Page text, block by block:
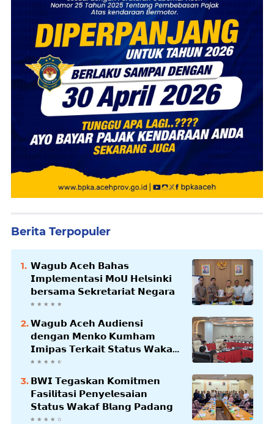
Berita Terpopuler
𝗪𝗮𝗴𝘂𝗯 𝗔𝗰𝗲𝗵 𝗕𝗮𝗵𝗮𝘀
𝗜𝗺𝗽𝗹𝗲𝗺𝗲𝗻𝘁𝗮𝘀𝗶 𝗠𝗼𝗨 𝗛𝗲𝗹𝘀𝗶𝗻𝗸𝗶
𝗯𝗲𝗿𝘀𝗮𝗺𝗮 𝗦𝗲𝗸𝗿𝗲𝘁𝗮𝗿𝗶𝗮𝘁 𝗡𝗲𝗴𝗮𝗿𝗮
𝗪𝗮𝗴𝘂𝗯 𝗔𝗰𝗲𝗵 𝗔𝘂𝗱𝗶𝗲𝗻𝘀𝗶
𝗱𝗲𝗻𝗴𝗮𝗻 𝗠𝗲𝗻𝗸𝗼 𝗞𝘂𝗺𝗵𝗮𝗺
𝗜𝗺𝗶𝗽𝗮𝘀 𝗧𝗲𝗿𝗸𝗮𝗶𝘁 𝗦𝘁𝗮𝘁𝘂𝘀 𝗪𝗮𝗸𝗮𝗳
𝗕𝗹𝗮𝗻𝗴𝗽𝗮𝗱𝗮𝗻𝗴
𝗕𝗪𝗜 𝗧𝗲𝗴𝗮𝘀𝗸𝗮𝗻 𝗞𝗼𝗺𝗶𝘁𝗺𝗲𝗻
𝗙𝗮𝘀𝗶𝗹𝗶𝘁𝗮𝘀𝗶 𝗣𝗲𝗻𝘆𝗲𝗹𝗲𝘀𝗮𝗶𝗮𝗻
𝗦𝘁𝗮𝘁𝘂𝘀 𝗪𝗮𝗸𝗮𝗳 𝗕𝗹𝗮𝗻𝗴 𝗣𝗮𝗱𝗮𝗻𝗴